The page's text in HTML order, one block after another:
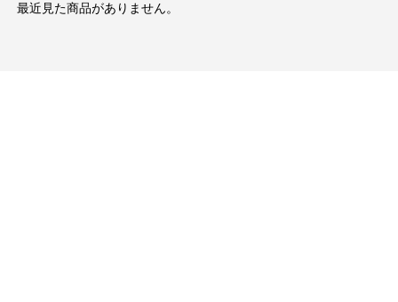
最近見た商品がありません。